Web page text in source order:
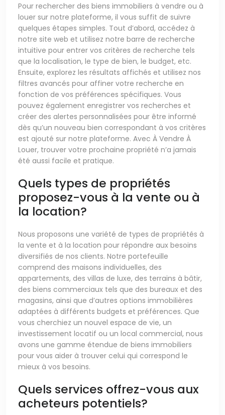
Pour rechercher des biens immobiliers à vendre ou à
louer sur notre plateforme, il vous suffit de suivre
quelques étapes simples. Tout d’abord, accédez à
notre site web et utilisez notre barre de recherche
intuitive pour entrer vos critères de recherche tels
que la localisation, le type de bien, le budget, etc.
Ensuite, explorez les résultats affichés et utilisez nos
filtres avancés pour affiner votre recherche en
fonction de vos préférences spécifiques. Vous
pouvez également enregistrer vos recherches et
créer des alertes personnalisées pour être informé
dès qu’un nouveau bien correspondant à vos critères
est ajouté sur notre plateforme. Avec À Vendre À
Louer, trouver votre prochaine propriété n’a jamais
été aussi facile et pratique.
Quels types de propriétés
proposez-vous à la vente ou à
la location?
Nous proposons une variété de types de propriétés à
la vente et à la location pour répondre aux besoins
diversifiés de nos clients. Notre portefeuille
comprend des maisons individuelles, des
appartements, des villas de luxe, des terrains à bâtir,
des biens commerciaux tels que des bureaux et des
magasins, ainsi que d’autres options immobilières
adaptées à différents budgets et préférences. Que
vous cherchiez un nouvel espace de vie, un
investissement locatif ou un local commercial, nous
avons une gamme étendue de biens immobiliers
pour vous aider à trouver celui qui correspond le
mieux à vos besoins.
Quels services offrez-vous aux
acheteurs potentiels?